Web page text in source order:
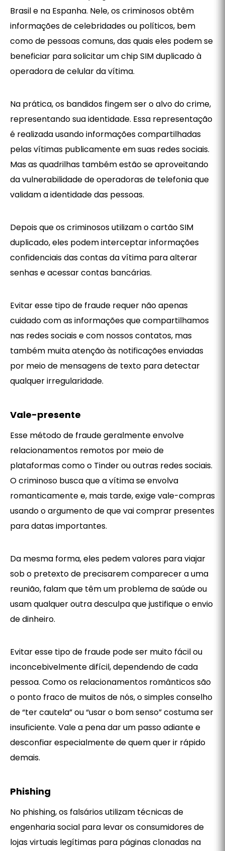
Brasil e na Espanha. Nele, os criminosos obtêm
informações de celebridades ou políticos, bem
como de pessoas comuns, das quais eles podem se
beneficiar para solicitar um chip SIM duplicado à
operadora de celular da vítima.
Na prática, os bandidos fingem ser o alvo do crime,
representando sua identidade. Essa representação
é realizada usando informações compartilhadas
pelas vítimas publicamente em suas redes sociais.
Mas as quadrilhas também estão se aproveitando
da vulnerabilidade de operadoras de telefonia que
validam a identidade das pessoas.
Depois que os criminosos utilizam o cartão SIM
duplicado, eles podem interceptar informações
confidenciais das contas da vítima para alterar
senhas e acessar contas bancárias.
Evitar esse tipo de fraude requer não apenas
cuidado com as informações que compartilhamos
nas redes sociais e com nossos contatos, mas
também muita atenção às notificações enviadas
por meio de mensagens de texto para detectar
qualquer irregularidade.
Vale-presente
Esse método de fraude geralmente envolve
relacionamentos remotos por meio de
plataformas como o Tinder ou outras redes sociais.
O criminoso busca que a vítima se envolva
romanticamente e, mais tarde, exige vale-compras
usando o argumento de que vai comprar presentes
para datas importantes.
Da mesma forma, eles pedem valores para viajar
sob o pretexto de precisarem comparecer a uma
reunião, falam que têm um problema de saúde ou
usam qualquer outra desculpa que justifique o envio
de dinheiro.
Evitar esse tipo de fraude pode ser muito fácil ou
inconcebivelmente difícil, dependendo de cada
pessoa. Como os relacionamentos românticos são
o ponto fraco de muitos de nós, o simples conselho
de “ter cautela” ou “usar o bom senso” costuma ser
insuficiente. Vale a pena dar um passo adiante e
desconfiar especialmente de quem quer ir rápido
demais.
Phishing
No phishing, os falsários utilizam técnicas de
engenharia social para levar os consumidores de
lojas virtuais legítimas para páginas clonadas na